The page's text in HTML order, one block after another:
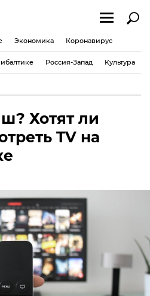
Экономика Коронавирус
Россия-Запад Культура
Хотят ли
TV на